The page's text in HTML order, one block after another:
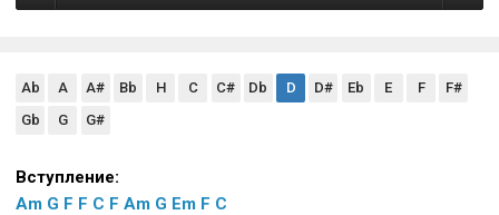
Ab A A# Bb H C C# Db D D# Eb E F
F#
Gb
G G#
Вступление:
Am G F F C F Am G Em F C